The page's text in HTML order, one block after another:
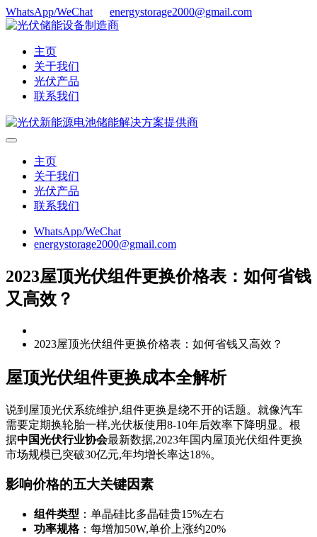
WhatsApp/WeChat energystorage2000@gmail.com
主页
关于我们
光伏产品
联系我们
主页
关于我们
光伏产品
联系我们
WhatsApp/WeChat
energystorage2000@gmail.com
2023屋顶光伏组件更换价格表：如何省钱
又高效？
2023屋顶光伏组件更换价格表：如何省钱又高效？
屋顶光伏组件更换成本全解析
说到屋顶光伏系统维护,组件更换是绕不开的话题。就像汽车
需要定期换轮胎一样,光伏板使用8-10年后效率下降明显。根
据中国光伏行业协会最新数据,2023年国内屋顶光伏组件更换
市场规模已突破30亿元,年均增长率达18%。
影响价格的五大关键因素
组件类型 ：单晶硅比多晶硅贵15%左右
功率规格：每增加50W,单价上涨约20%